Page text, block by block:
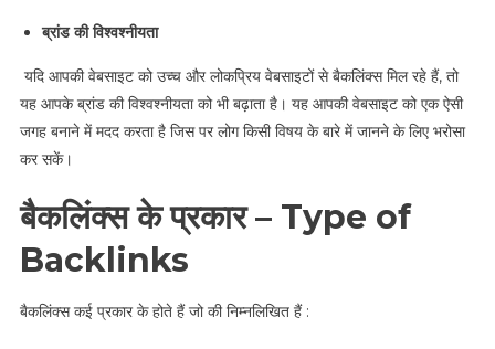
ब्रांड की विश्वश्नीयता
यदि आपकी वेबसाइट को उच्च और लोकप्रिय वेबसाइटों से बैकलिंक्स मिल रहे हैं, तो
यह आपके ब्रांड की विश्वश्नीयता को भी बढ़ाता है। यह आपकी वेबसाइट को एक ऐसी
जगह बनाने में मदद करता है जिस पर लोग किसी विषय के बारे में जानने के लिए भरोसा
कर सकें।
बैकलिंक्स के प्रकार – Type of
Backlinks
बैकलिंक्स कई प्रकार के होते हैं जो की निम्नलिखित हैं :